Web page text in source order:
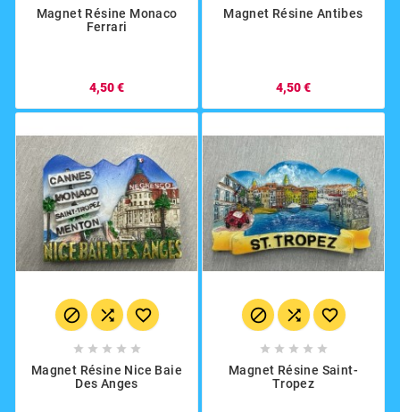
Magnet Résine Monaco
Ferrari
4,50 €
Magnet Résine Antibes
4,50 €
  
    
Magnet Résine Nice Baie
Des Anges
  
    
Magnet Résine Saint-
Tropez